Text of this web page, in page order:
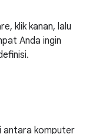
klik kanan, lalu
Anda ingin
antara komputer